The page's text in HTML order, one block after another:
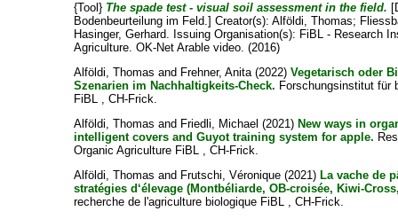
{Tool} The spade test - visual soil assessment in the field.
Bodenbeurteilung im Feld.]Creator(s):Alföldi, Thomas;
Hasinger, Gerhard. Issuing Organisation(s): FiBL - Research
Agriculture. OK-Net Arable video. (2016)
Alföldi, Thomas and Frehner, Anita(2022)Vegetarisch oder
Szenarien im Nachhaltigkeits-Check. Forschungsinstitut für
FiBL , CH-Frick.
Alföldi, Thomas and Friedli, Michael (2021) New ways in
intelligent covers and Guyot training system for apple.
Organic Agriculture FiBL , CH-Frick.
Alföldi, Thomas and Frutschi, Véronique (2021) La vache de
stratégies d‘élevage (Montbéliarde, OB-croisée, Kiwi-
recherche de l'agriculture biologique FiBL , CH-Frick.